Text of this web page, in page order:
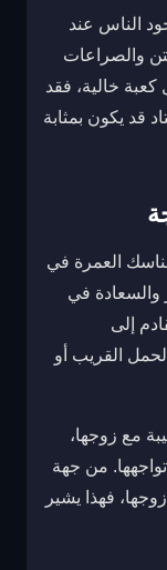
الناس عند
والصراعات
كعبة خالية، فقد
قد يكون بمثابة
العمرة في
والسعادة في
إلى
القريب أو
مع زوجها،
تواجهها. من جهة
فهذا يشير